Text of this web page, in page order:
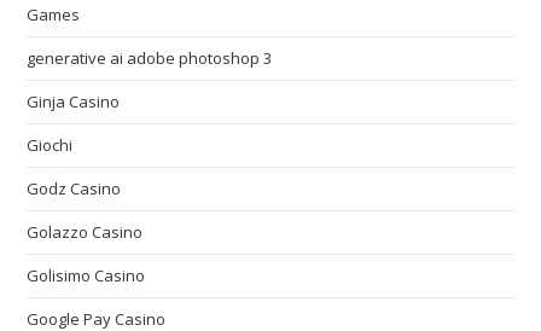
Games
generative ai adobe photoshop 3
Ginja Casino
Giochi
Godz Casino
Golazzo Casino
Golisimo Casino
Google Pay Casino